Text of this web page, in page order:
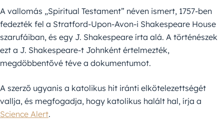
A vallomás „Spiritual Testament” néven ismert, 1757-ben
fedezték fel a Stratford-Upon-Avon-i Shakespeare House
szarufáiban, és egy J. Shakespeare írta alá. A történészek
ezt a J. Shakespeare-t Johnként értelmezték,
megdöbbentővé téve a dokumentumot.
A szerző ugyanis a katolikus hit iránti elkötelezettségét
vallja, és megfogadja, hogy katolikus halált hal, írja a
Science Alert.